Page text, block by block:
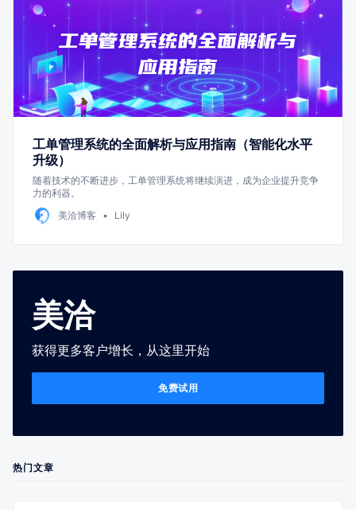
工单管理系统的全面解析与应用指南（智能化水平
升级）
随着技术的不断进步，工单管理系统将继续演进，成为企业提升竞争
力的利器。
美洽博客
Lily
美洽
获得更多客户增长，从这里开始
免费试用
热门文章